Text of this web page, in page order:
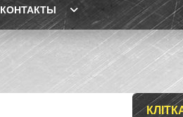
КОНТАКТЫ